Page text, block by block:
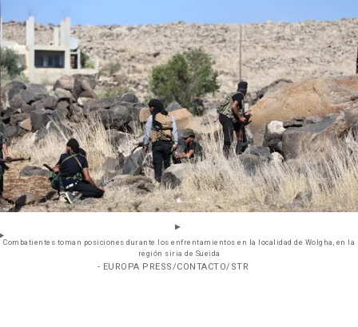
Combatientes toman posiciones durante los enfrentamientos en la localidad de Wolgha, en la
región siria de Sueida
- EUROPA PRESS/CONTACTO/STR